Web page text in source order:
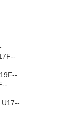
U17--